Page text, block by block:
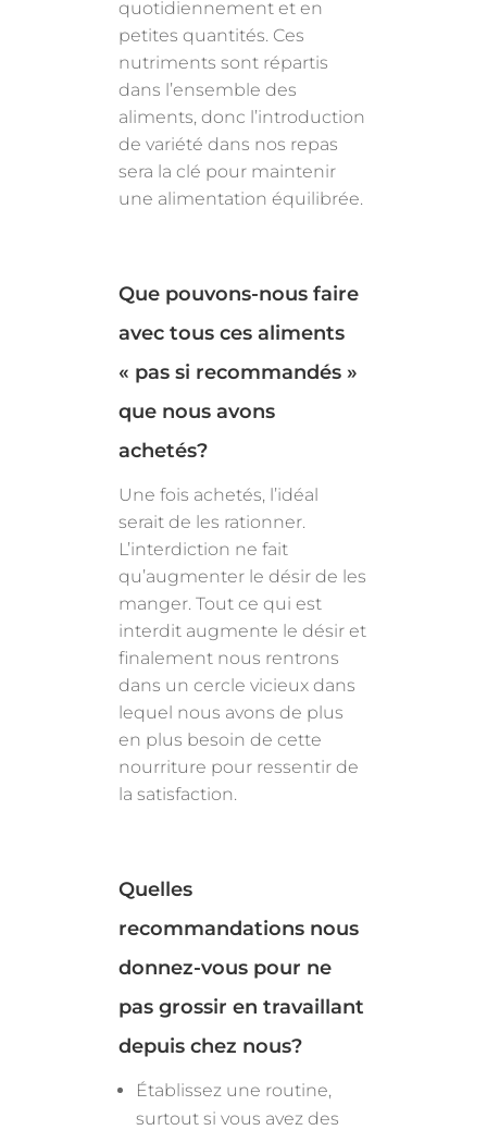
quotidiennement et en
petites quantités. Ces
nutriments sont répartis
dans l’ensemble des
aliments, donc l’introduction
de variété dans nos repas
sera la clé pour maintenir
une alimentation équilibrée.
Que pouvons-nous faire
avec tous ces aliments
« pas si recommandés »
que nous avons
achetés?
Une fois achetés, l’idéal
serait de les rationner.
L’interdiction ne fait
qu’augmenter le désir de les
manger. Tout ce qui est
interdit augmente le désir et
finalement nous rentrons
dans un cercle vicieux dans
lequel nous avons de plus
en plus besoin de cette
nourriture pour ressentir de
la satisfaction.
Quelles
recommandations nous
donnez-vous pour ne
pas grossir en travaillant
depuis chez nous?
Établissez une routine,
surtout si vous avez des